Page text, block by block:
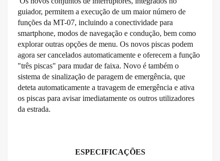
guiador, permitem a execução de um maior número de
funções da MT-07, incluindo a conectividade para
smartphone, modos de navegação e condução, bem como
explorar outras opções de menu. Os novos piscas podem
agora ser cancelados automaticamente e oferecem a função
"três piscas" para mudar de faixa. Novo é também o
sistema de sinalização de paragem de emergência, que
deteta automaticamente a travagem de emergência e ativa
os piscas para avisar imediatamente os outros utilizadores
da estrada.
ESPECIFICAÇÕES